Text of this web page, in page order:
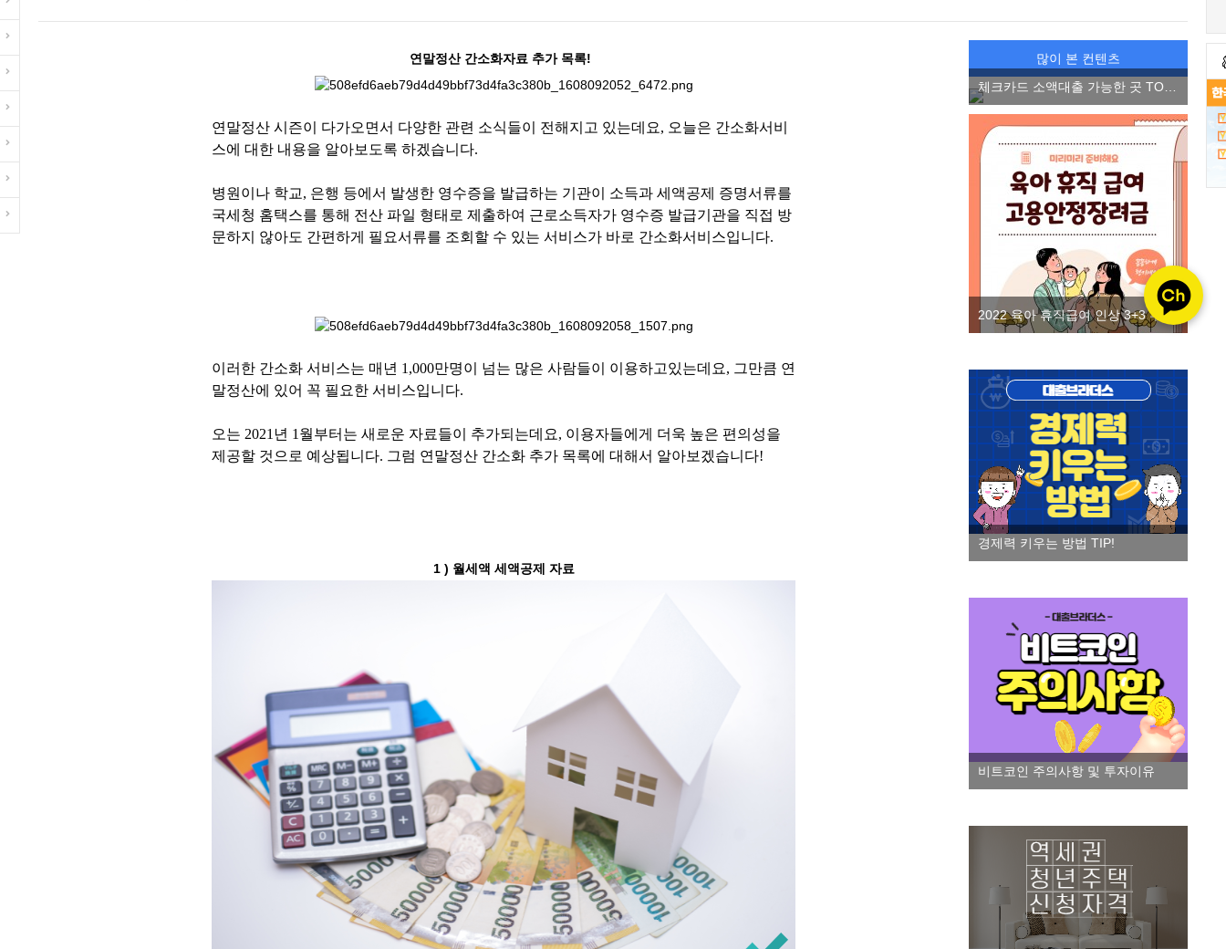
많이 본 컨텐츠
2022 육아 휴직급여 인상 3+3 부모 육아휴직제 고용안정장려금을 알아보자
경제력 키우는 방법 TIP!
비트코인 주의사항 및 투자이유
연말정산 간소화자료 추가 목록!
연말정산 시즌이 다가오면서 다양한 관련 소식들이 전해지고 있는데요, 오늘은 간소화서비
스에 대한 내용을 알아보도록 하겠습니다.
병원이나 학교, 은행 등에서 발생한 영수증을 발급하는 기관이 소득과 세액공제 증명서류를
국세청 홈택스를 통해 전산 파일 형태로 제출하여 근로소득자가 영수증 발급기관을 직접 방
문하지 않아도 간편하게 필요서류를 조회할 수 있는 서비스가 바로 간소화서비스입니다.
이러한 간소화 서비스는 매년 1,000만명이 넘는 많은 사람들이 이용하고있는데요, 그만큼 연
말정산에 있어 꼭 필요한 서비스입니다.
오는 2021년 1월부터는 새로운 자료들이 추가되는데요, 이용자들에게 더욱 높은 편의성을
제공할 것으로 예상됩니다. 그럼 연말정산 간소화 추가 목록에 대해서 알아보겠습니다!
1 ) 월세액 세액공제 자료